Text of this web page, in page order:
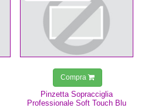
Pinzetta Sopracciglia
Professionale Soft Touch Blu
Compra